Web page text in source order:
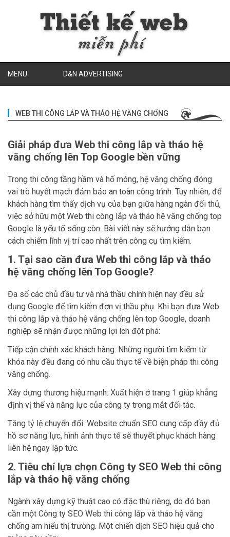
MENU D&N ADVERTISING
WEB THI CÔNG LẮP VÀ THÁO HỆ VĂNG CHỐNG
Giải pháp đưa Web thi công lắp và tháo hệ
văng chống lên Top Google bền vững
Trong thi công tầng hầm và hố móng, hệ văng chống đóng
vai trò huyết mạch đảm bảo an toàn công trình. Tuy nhiên, để
khách hàng tìm thấy dịch vụ của bạn giữa hàng ngàn đối thủ,
việc sở hữu một Web thi công lắp và tháo hệ văng chống top
Google là yếu tố sống còn. Bài viết này sẽ hướng dẫn bạn
cách chiếm lĩnh vị trí cao nhất trên công cụ tìm kiếm.
1. Tại sao cần đưa Web thi công lắp và tháo
hệ văng chống lên Top Google?
Đa số các chủ đầu tư và nhà thầu chính hiện nay đều sử
dụng Google để tìm kiếm đơn vị thầu phụ. Khi bạn đưa Web
thi công lắp và tháo hệ văng chống lên top Google, doanh
nghiệp sẽ nhận được những lợi ích đột phá:
Tiếp cận chính xác khách hàng: Những người tìm kiếm từ
khóa này đều đang có nhu cầu thực tế về biện pháp thi công
văng chống.
Xây dựng thương hiệu mạnh: Xuất hiện ở trang 1 giúp khẳng
định vị thế và năng lực của công ty trong mắt đối tác.
Tăng tỷ lệ chuyển đổi: Website chuẩn SEO cung cấp đầy đủ
hồ sơ năng lực, hình ảnh thực tế sẽ thuyết phục khách hàng
liên hệ ngay lập tức.
2. Tiêu chí lựa chọn Công ty SEO Web thi công
lắp và tháo hệ văng chống
Ngành xây dựng kỹ thuật cao có đặc thù riêng, do đó bạn
cần một Công ty SEO Web thi công lắp và tháo hệ văng
chống am hiểu thị trường. Một chiến dịch SEO hiệu quả cho